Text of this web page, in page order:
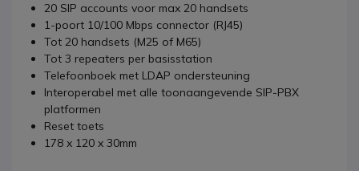
20 SIP accounts voor max 20 handsets
1-poort 10/100 Mbps connector (RJ45)
Tot 20 handsets (M25 of M65)
Tot 3 repeaters per basisstation
Telefoonboek met LDAP ondersteuning
Interoperabel met alle toonaangevende SIP-PBX
platformen
Reset toets
178 x 120 x 30mm